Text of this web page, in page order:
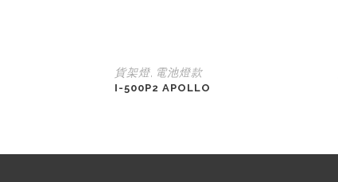
貨架燈, 電池燈款
I-500P2 APOLLO